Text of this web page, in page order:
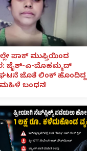
ಪಾಕ್ ಮುಫ್ತಿಯಿಂದ
ಜೈಶ್-ಎ-ಮೊಹಮ್ಮದ್
ಜೊತೆ ಲಿಂಕ್ ಹೊಂದಿದ್ದ
ಮಹಿಳೆ ಬಂಧನ!